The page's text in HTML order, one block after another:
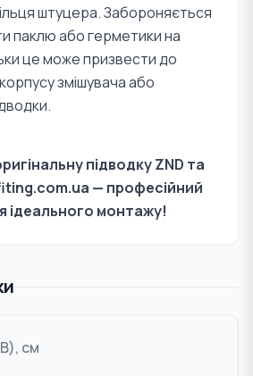
штуцера. Забороняється
паклю або герметики на
це може призвести до
змішувача або
підводкуZND та
— професійний
ідеального монтажу!
см